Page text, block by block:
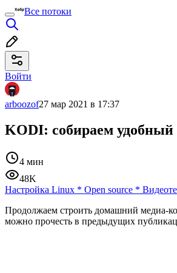
Все потоки
Войти
arboozof27 мар 2021 в 17:37
KODI: собираем
4 мин
48K
Настройка Linux * Open source *
Продолжаем строить домашний медиа-
можно прочесть в предыдущих